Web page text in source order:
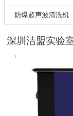
防爆超声波清洗机
深圳洁盟实验